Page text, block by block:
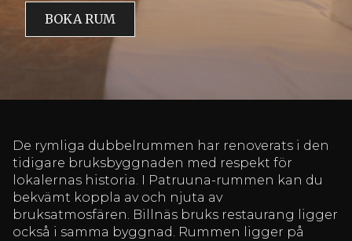
BOKA RUM
De rymliga dubbelrummen har renoverats i den
tidigare bruksbyggnaden med respekt för
lokalernas historia. I Patruuna-rummen kan du
bekvämt koppla av och njuta av
bruksatmosfären. Billnäs bruks restaurang ligger
också i samma byggnad. Rummen ligger på